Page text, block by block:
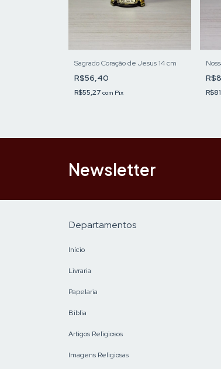
Sagrado Coração de Jesus 14 cm
R$56,40
R$55,27 com Pix
Newsletter
Departamentos
Início
Livraria
Papelaria
Bíblia
Artigos Religiosos
Imagens Religiosas